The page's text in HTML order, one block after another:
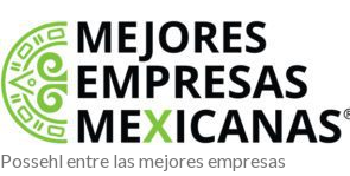
Possehl entre las mejores empresas